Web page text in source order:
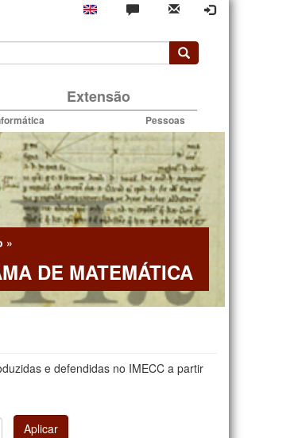
Extensão
Pessoas
»
DE MATEMÁTICA
e defendidas no IMECC a partir
Aplicar